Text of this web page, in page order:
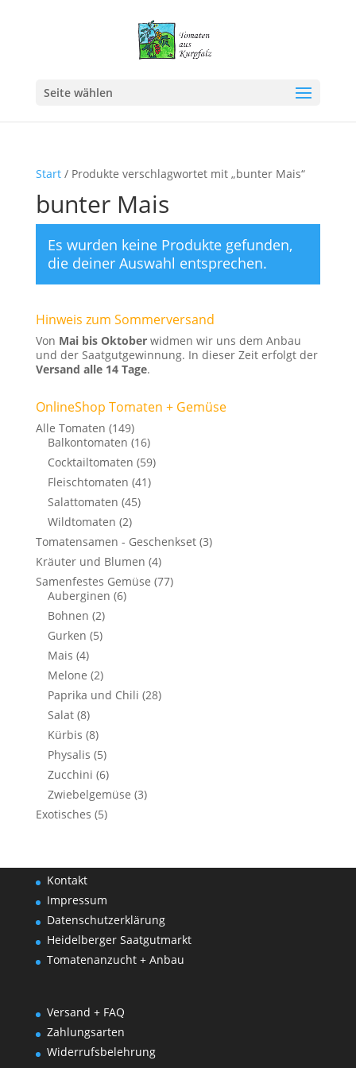
Seite wählen
Start/ Produkte verschlagwortet mit „bunter Mais“
bunter Mais
Es wurden keine Produkte gefunden,
die deiner Auswahl entsprechen.
Hinweis zum Sommerversand
Von Mai bis Oktoberwidmen wir uns dem Anbau
und der Saatgutgewinnung. In dieser Zeit erfolgt der
Versand alle 14 Tage.
OnlineShop Tomaten + Gemüse
Alle Tomaten (149)
Balkontomaten (16)
Cocktailtomaten (59)
Fleischtomaten (41)
Salattomaten (45)
Wildtomaten (2)
Tomatensamen - Geschenkset (3)
Kräuter und Blumen (4)
Samenfestes Gemüse (77)
Auberginen (6)
Bohnen (2)
Gurken (5)
Mais (4)
Melone (2)
Paprika und Chili (28)
Salat (8)
Kürbis (8)
Physalis (5)
Zucchini (6)
Zwiebelgemüse (3)
Exotisches (5)
Kontakt
Impressum
Datenschutzerklärung
Heidelberger Saatgutmarkt
Tomatenanzucht + Anbau
Versand + FAQ
Zahlungsarten
Widerrufsbelehrung